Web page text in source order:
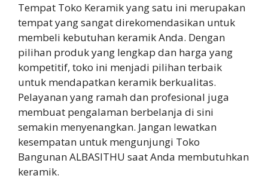
Tempat Toko Keramik yang satu ini merupakan
tempat yang sangat direkomendasikan untuk
membeli kebutuhan keramik Anda. Dengan
pilihan produk yang lengkap dan harga yang
kompetitif, toko ini menjadi pilihan terbaik
untuk mendapatkan keramik berkualitas.
Pelayanan yang ramah dan profesional juga
membuat pengalaman berbelanja di sini
semakin menyenangkan. Jangan lewatkan
kesempatan untuk mengunjungi Toko
Bangunan ALBASITHU saat Anda membutuhkan
keramik.